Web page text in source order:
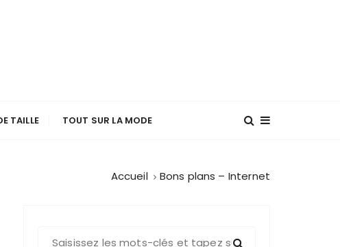
TAILLE TOUT SUR LA MODE
Accueil Bons plans – Internet